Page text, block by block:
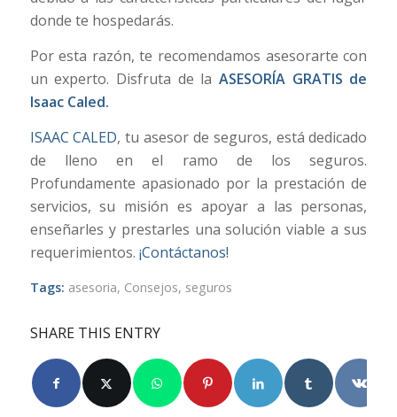
donde te hospedarás.
Por esta razón, te recomendamos asesorarte con
un experto. Disfruta de laASESORÍA GRATIS de
Isaac Caled.
ISAAC CALED, tu asesor de seguros, está dedicado
de lleno en el ramo de los seguros.
Profundamente apasionado por la prestación de
servicios, su misión es apoyar a las personas,
enseñarles y prestarles una solución viable a sus
requerimientos. ¡Contáctanos!
Tags: asesoria, Consejos, seguros
SHARE THIS ENTRY